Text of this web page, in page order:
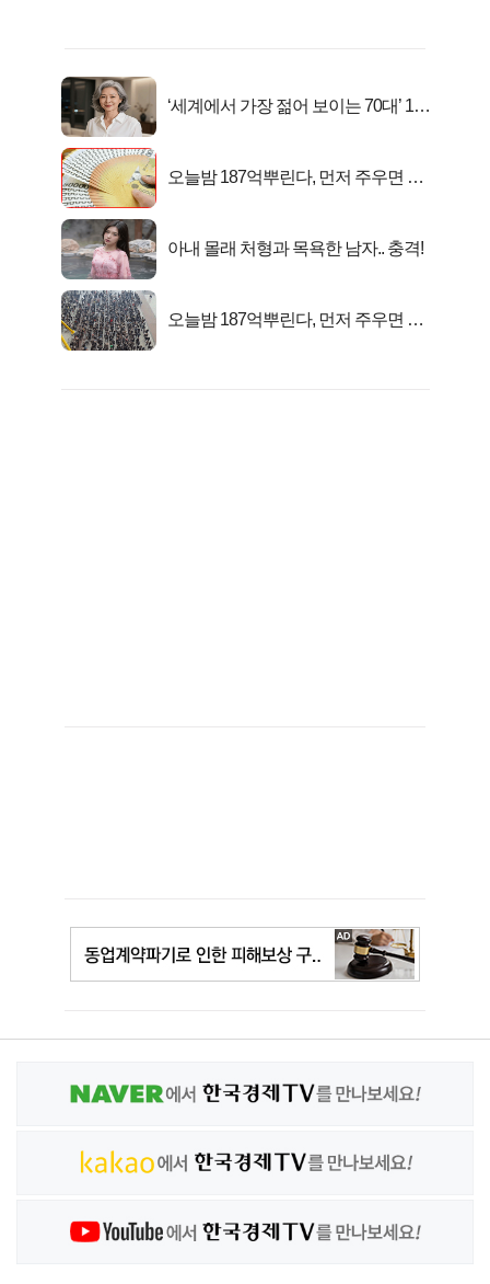
‘세계에서 가장 젊어 보이는 70대’ 1위
오늘밤 187억뿌린다, 먼저 주우면 최
아내 몰래 처형과 목욕한 남자.. 충격!
오늘밤 187억뿌린다, 먼저 주우면 최